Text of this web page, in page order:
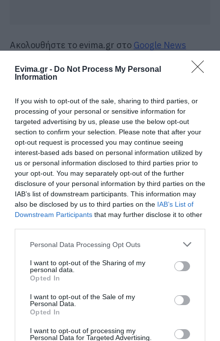
Evima.gr - Do Not Process My Personal
Information
If you wish to opt-out of the sale, sharing to third parties, or
processing of your personal or sensitive information for
targeted advertising by us, please use the below opt-out
section to confirm your selection. Please note that after your
opt-out request is processed you may continue seeing
interest-based ads based on personal information utilized by
us or personal information disclosed to third parties prior to
your opt-out. You may separately opt-out of the further
disclosure of your personal information by third parties on the
IAB’s list of downstream participants. This information may
also be disclosed by us to third parties on the IAB’s List of
Downstream Participants that may further disclose it to other
Please note that this website/app uses one or more Google
not limited to your visit or usage behaviour. You may click to
grant or deny consent to Google and its third-party tags to
use your data for below specified purposes in below Google
consent section.
Personal Data Processing Opt Outs
I want to opt-out of the Sharing of my
personal data.
Opted In
I want to opt-out of the Sale of my
Personal Data.
Opted In
I want to opt-out of processing my
Personal Data for Targeted Advertising.
Ακολουθήστε το evima.gr στο Google News
Διαβάστε όλες τιςειδήσεις για την Εύβοια
Ελλάδακαι τονΚόσμοστοevima.gr
TAGS: ΑΝΟΔΟΣ
ΚΛΑΔΟΙ ΟΙΚΟΝΟΜΙΑΣ
ΟΙΚΟΝΟΜΙΑ
ΠΛΗΘΩΡΙΣΜΟΣ ΣΕΠΤΕΜΒΡΙΟΣ
ΡΟΗ ΕΙΔΗΣΕΩΝ
Φωτιά στην Εύβοια σε ξερά χόρτα
09.08.2026 | 00:10
Ιερά Μονή Οσίου Δαυΐδ έλαμψε
στη μεγάλη πανήγυρη της
Μεταμορφώσεως
08.08.2026 | 21:00
Φάνης Σπανός: 500.000 € για την
Δημοτικού Σχολείου Λιβαδειάς
08.08.2026 | 20:40
Εύβοια: Τέλος στις παράνομες